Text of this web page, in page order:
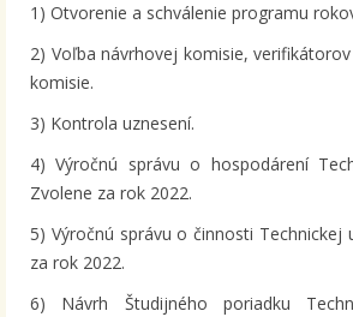
1) Otvorenie a schválenie programu
2) Voľba návrhovej komisie,
komisie.
3) Kontrola uznesení.
4) Výročnú správu o hospodárení
Zvolene za rok 2022.
5) Výročnú správu o činnosti Technickej
za rok 2022.
6) Návrh Študijného poriadku